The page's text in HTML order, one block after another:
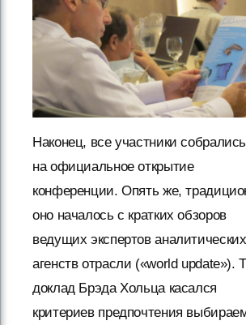
Наконец, все участники собрались
на официальное открытие
конференции. Опять же,
оно началось с кратких обзоров
ведущих экспертов аналитических
агенств отрасли («world update»).
доклад Брэда Хольца касался
критериев предпочтения